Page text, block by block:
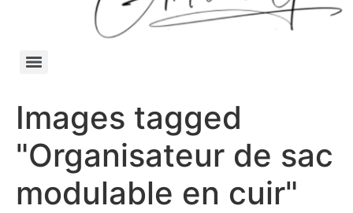
Images tagged
"Organisateur de sac
modulable en cuir"